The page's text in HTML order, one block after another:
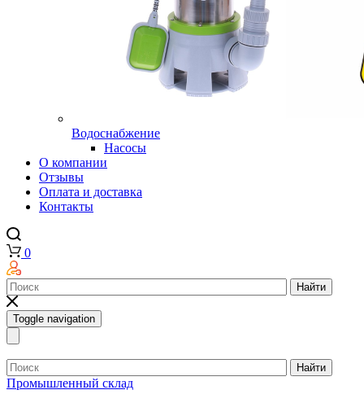
Водоснабжение
Насосы
О компании
Отзывы
Оплата и доставка
Контакты
0
Найти
Toggle navigation
Найти
Промышленный склад